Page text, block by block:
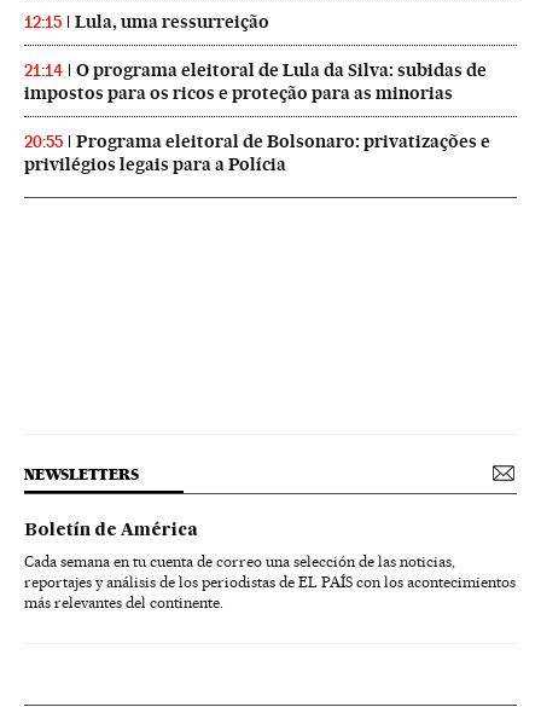
12:15 Lula, uma ressurreição
21:14
O programa eleitoral de Lula da Silva: subidas de
impostos para os ricos e proteção para as minorias
20:55
Programa eleitoral de Bolsonaro: privatizações e
privilégios legais para a Polícia
NEWSLETTERS
Boletín de América
Cada semana en tu cuenta de correo una selección de las noticias,
reportajes y análisis de los periodistas de EL PAÍS con los acontecimientos
más relevantes del continente.